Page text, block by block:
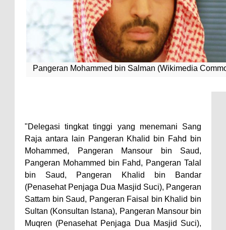
Pangeran Mohammed bin Salman (Wikimedia
"Delegasi tingkat tinggi yang menemani Sang
Raja antara lain Pangeran Khalid bin Fahd bin
Mohammed, Pangeran Mansour bin Saud,
Pangeran Mohammed bin Fahd, Pangeran Talal
bin Saud, Pangeran Khalid bin Bandar
(Penasehat Penjaga Dua Masjid Suci), Pangeran
Sattam bin Saud, Pangeran Faisal bin Khalid bin
Sultan (Konsultan Istana), Pangeran Mansour bin
Muqren (Penasehat Penjaga Dua Masjid Suci),